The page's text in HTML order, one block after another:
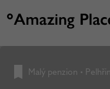
Malý penzion •